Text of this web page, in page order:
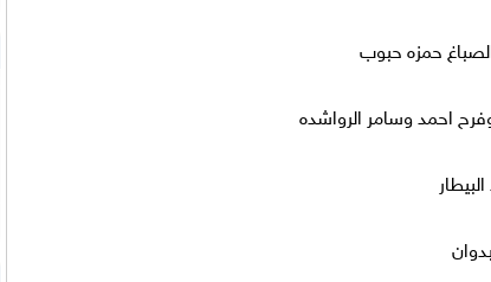
حمزه حبوب
احمد وسامر الرواشده